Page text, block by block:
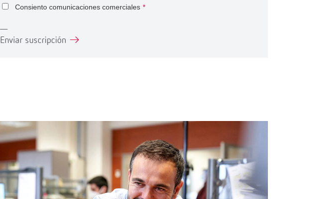
*
Consiento comunicaciones comerciales
Enviar suscripción